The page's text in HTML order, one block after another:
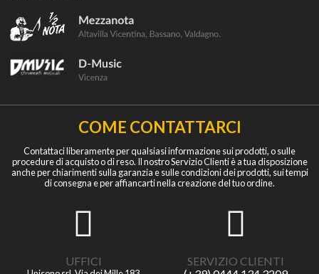
COME CONTATTARCI
Contattaci liberamente per qualsiasi informazione sui prodotti, o sulle
procedure di acquisto o di reso. Il nostro Servizio Clienti è a tua disposizione
anche per chiarimenti sulla garanzia e sulle condizioni dei prodotti, sui tempi
di consegna e per affiancarti nella creazione del tuo ordine.
UFFICI
SERVIZIO CLIENTI